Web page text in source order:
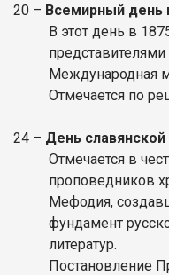
20 – Всемирный день
В этот день в
Международная
Отмечается по
24 – День
Отмечается в
проповедников
Мефодия,
фундамент
литератур.
Постановление